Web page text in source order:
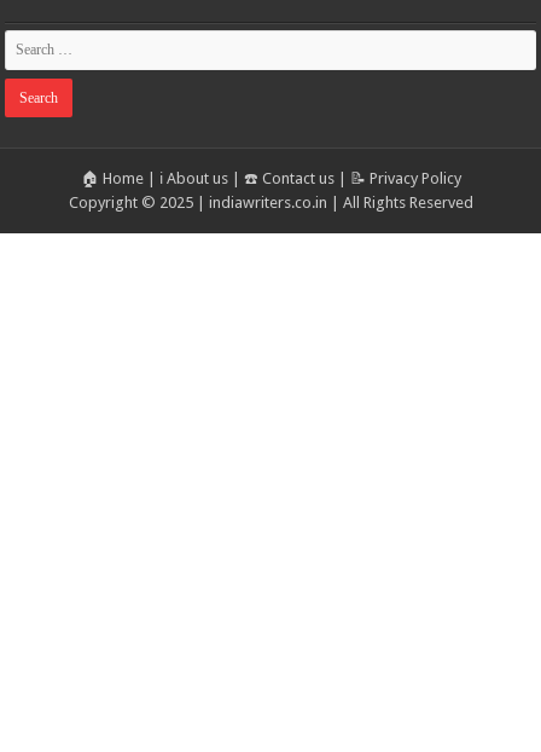
🏠 Home| ℹ️ About us| ☎️ Contact us| 📝 Privacy Policy
Copyright © 2025 | indiawriters.co.in | All Rights Reserved